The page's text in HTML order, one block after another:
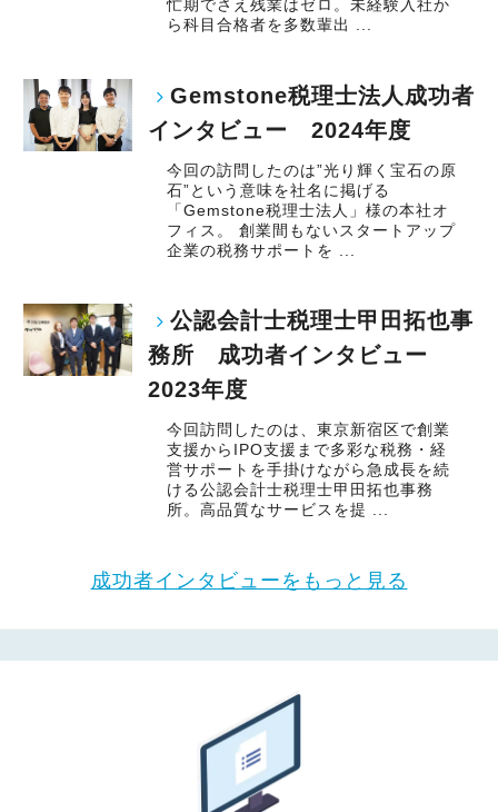
忙期でさえ残業はゼロ。未経験入社か
ら科目合格者を多数輩出 ...
Gemstone税理士法人成功者
インタビュー 2024年度
今回の訪問したのは”光り輝く宝石の原
石”という意味を社名に掲げる
「Gemstone税理士法人」様の本社オ
フィス。 創業間もないスタートアップ
企業の税務サポートを ...
公認会計士税理士甲田拓也事
務所 成功者インタビュー
2023年度
今回訪問したのは、東京新宿区で創業
支援からIPO支援まで多彩な税務・経
営サポートを手掛けながら急成長を続
ける公認会計士税理士甲田拓也事務
所。高品質なサービスを提 ...
成功者インタビューをもっと見る